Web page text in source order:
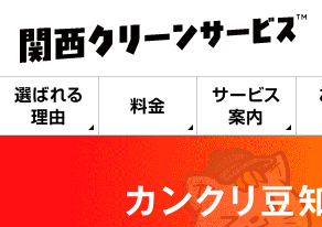
選ばれる
理由
料金
サービス
案内
カンクリ豆